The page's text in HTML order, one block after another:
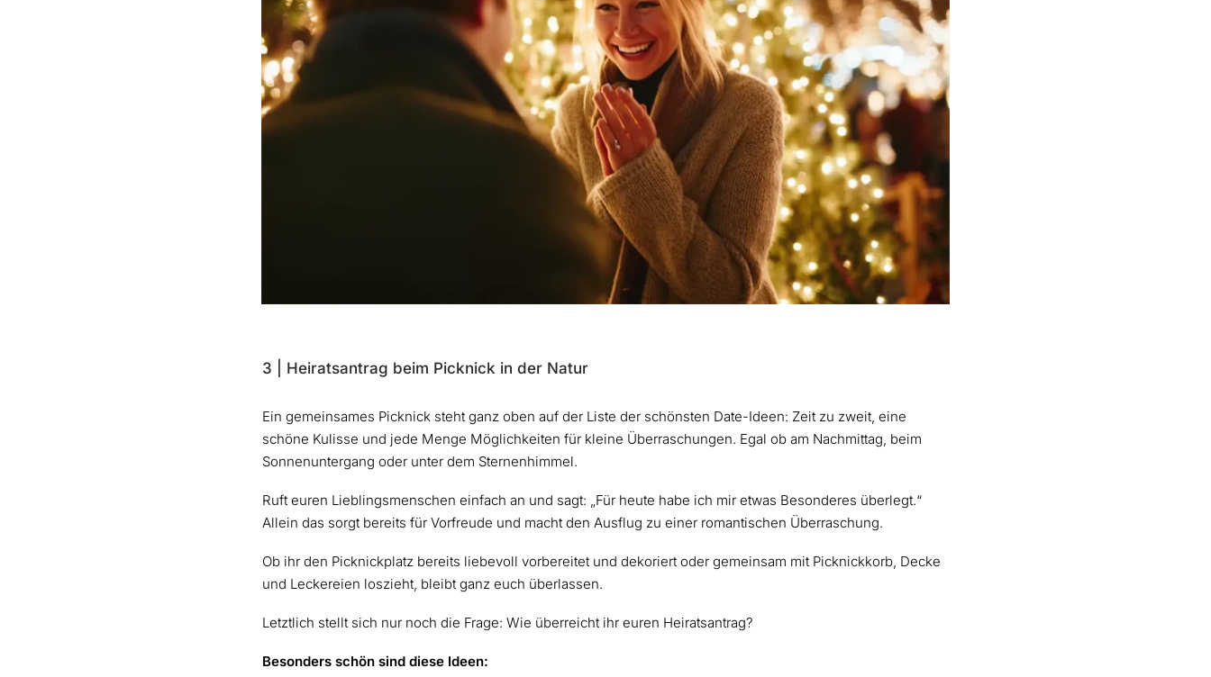
3 | Heiratsantrag beim Picknick in der Natur
Ein gemeinsames Picknick steht ganz oben auf der Liste der schönsten Date-Ideen: Zeit zu zweit, eine
schöne Kulisse und jede Menge Möglichkeiten für kleine Überraschungen. Egal ob am Nachmittag, beim
Sonnenuntergang oder unter dem Sternenhimmel.
Ruft euren Lieblingsmenschen einfach an und sagt: „Für heute habe ich mir etwas Besonderes überlegt.“
Allein das sorgt bereits für Vorfreude und macht den Ausflug zu einer romantischen Überraschung.
Ob ihr den Picknickplatz bereits liebevoll vorbereitet und dekoriert oder gemeinsam mit Picknickkorb, Decke
und Leckereien loszieht, bleibt ganz euch überlassen.
Letztlich stellt sich nur noch die Frage: Wie überreicht ihr euren Heiratsantrag?
Besonders schön sind diese Ideen: